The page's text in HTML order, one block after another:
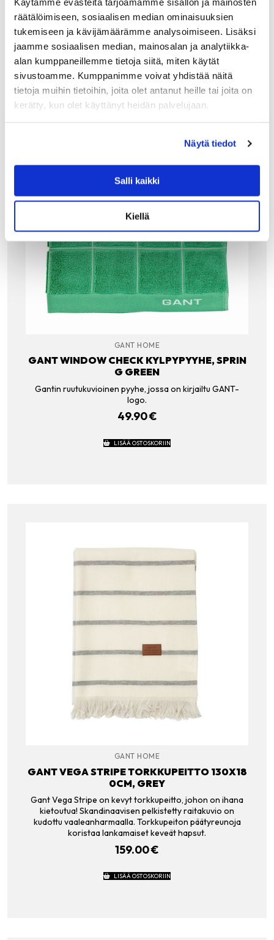
räätälöimiseen, sosiaalisen median ominaisuuksien
tukemiseen ja kävijämäärämme analysoimiseen. Lisäksi
jaamme sosiaalisen median, mainosalan ja analytiikka-
alan kumppaneillemme tietoja siitä, miten käytät
sivustoamme. Kumppanimme voivat yhdistää näitä
tietoja muihin tietoihin, joita olet antanut heille tai joita on
kerätty, kun olet käyttänyt heidän palvelujaan.
Näytä tiedot
Salli kaikki
Kiellä
49.00€
LISÄÄ OSTOSKORIIN
GANT HOME
GANT WINDOW CHECK KYLPYPYYHE, SPRIN
G GREEN
Gantin ruutukuvioinen pyyhe, jossa on kirjailtu GANT-
logo.
49.90€
LISÄÄ OSTOSKORIIN
GANT HOME
GANT VEGA STRIPE TORKKUPEITTO 130X18
0CM, GREY
Gant Vega Stripe on kevyt torkkupeitto, johon on ihana
kietoutua! Skandinaavisen pelkistetty raitakuvio on
kudottu vaaleanharmaalla. Torkkupeiton päätyreunoja
koristaa lankamaiset keveät hapsut.
159.00€
LISÄÄ OSTOSKORIIN